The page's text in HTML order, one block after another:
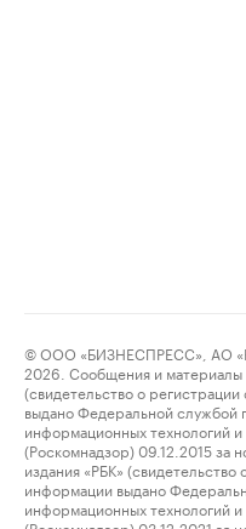
© ООО «БИЗНЕСПРЕСС», АО
2026. Сообщения и материалы
(свидетельство о
выдано Федеральной службой
информационных технологий
(Роскомнадзор) 09.12.2015
издания «РБК»
информации выдано
информационных технологий